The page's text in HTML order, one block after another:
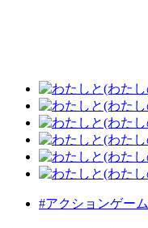
#アクションゲーム